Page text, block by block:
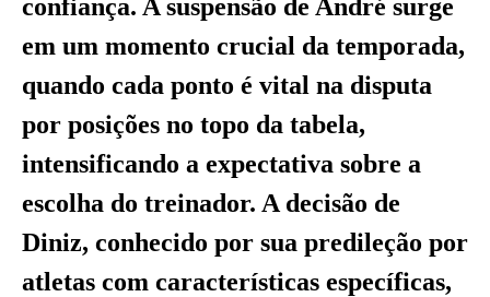
confiança. A suspensão de André surge
em um momento crucial da temporada,
quando cada ponto é vital na disputa
por posições no topo da tabela,
intensificando a expectativa sobre a
escolha do treinador. A decisão de
Diniz, conhecido por sua predileção por
atletas com características específicas,